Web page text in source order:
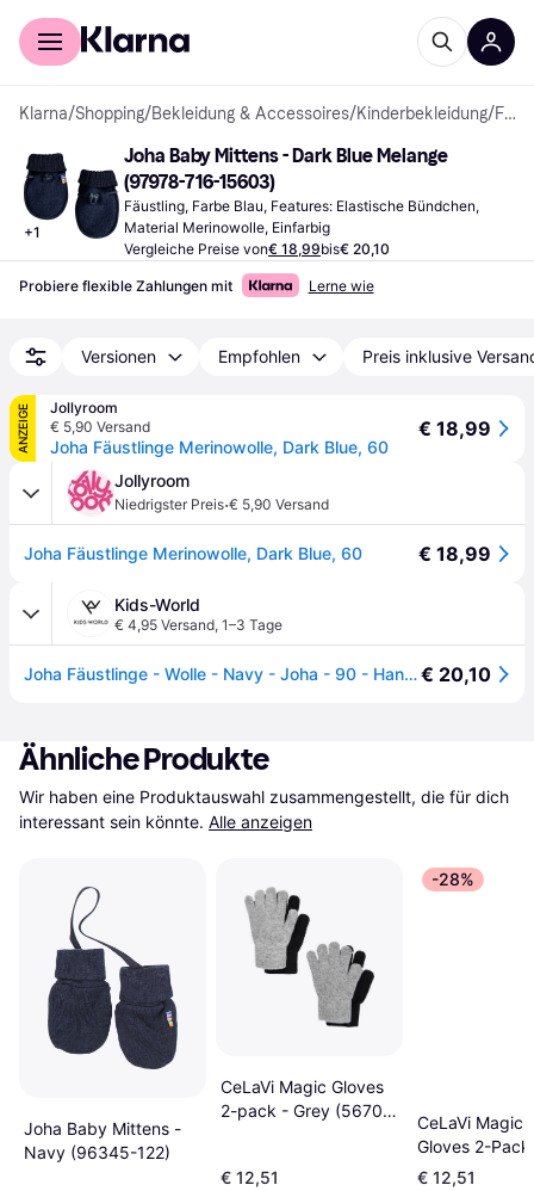
Für Shopper
Klarna/Shopping/Bekleidung & Accessoires/Kinderbekleidung/ Fäustlinge
+1
Joha Baby Mittens - Dark Blue Melange
(97978-716-15603)
Fäustling, Farbe Blau, Features: Elastische Bündchen,
Material Merinowolle, Einfarbig
Vergleiche Preise von€ 18,99bis€ 20,10
Probiere flexible Zahlungen mit Lerne wie
Versionen Empfohlen Preis inklusive
ANZEIGE
Jollyroom
€ 5,90 Versand
Joha Fäustlinge Merinowolle, Dark Blue, 60
€ 18,99
Jollyroom
Niedrigster Preis·€ 5,90 Versand
Joha Fäustlinge Merinowolle, Dark Blue, 60 € 18,99
Kids-World
€ 4,95 Versand, 1–3 Tage
Joha Fäustlinge - Wolle - Navy - Joha - 90 - Handschuhe/Fäustlinge€ 20,10
Ähnliche Produkte
Wir haben eine Produktauswahl zusammengestellt, die für dich
interessant sein könnte. Alle anzeigen
Joha Baby Mittens -
Navy (96345-122)
CeLaVi Magic Gloves
2-pack - Grey (5670-
€ 12,51
-28%
CeLaVi Magic
Gloves 2-
Moonscape
€ 12,51